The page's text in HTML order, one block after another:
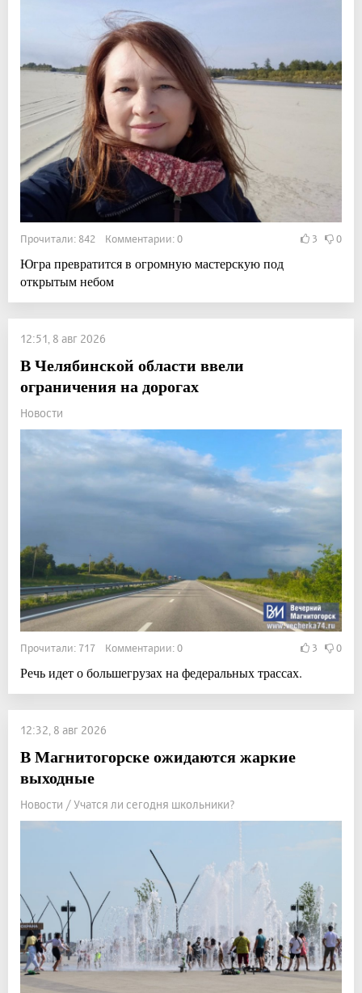
Прочитали: 842 Комментарии: 0 3 0
Югра превратится в огромную мастерскую под
открытым небом
12:51, 8 авг 2026
В Челябинской области ввели
ограничения на дорогах
Новости
Прочитали: 717 Комментарии: 0 3 0
Речь идет о большегрузах на федеральных трассах.
12:32, 8 авг 2026
В Магнитогорске ожидаются жаркие
выходные
Новости / Учатся ли сегодня школьники?